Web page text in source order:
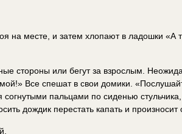
на месте, и затем хлопают в ладошки «А
стороны или бегут за взрослым.
Все спешат в свои домики.
согнутыми пальцами по сиденью
дождик перестать капать и